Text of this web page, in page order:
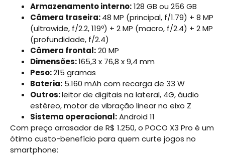
Armazenamento interno:128 GB ou 256 GB
Câmera traseira:48 MP (principal, f/1.79) + 8 MP
(ultrawide, f/2.2, 119º) + 2 MP (macro, f/2.4) + 2 MP
(profundidade, f/2.4)
Câmera frontal:20 MP
Dimensões:165,3 x 76,8 x 9,4 mm
Peso:215 gramas
Bateria: 5.160 mAh com recarga de 33 W
Outros:leitor de digitais na lateral, 4G, áudio
estéreo, motor de vibração linear no eixo Z
Sistema operacional:Android 11
Com preço arrasador de R$ 1.250, o POCO X3 Pro é um
ótimo custo-benefício para quem curte jogos no
smartphone: